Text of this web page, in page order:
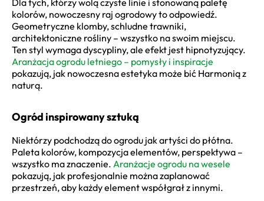
kolorów, nowoczesny raj ogrodowy to odpowiedź.
Geometryczne klomby, schludne trawniki,
architektoniczne rośliny – wszystko na swoim miejscu.
Ten styl wymaga dyscypliny, ale efekt jest hipnotyzujący.
Aranżacja ogrodu letniego – pomysły i inspiracje
pokazują, jak nowoczesna estetyka może bić Harmonią z
naturą.
Ogród inspirowany sztuką
Niektórzy podchodzą do ogrodu jak artyści do płótna.
Paleta kolorów, kompozycja elementów, perspektywa –
wszystko ma znaczenie. Aranżacje ogrodu na wesele
pokazują, jak profesjonalnie można zaplanować
przestrzeń, aby każdy element współgrał z innymi.